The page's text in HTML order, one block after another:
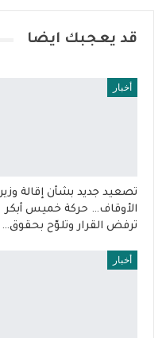
قد يعجبك ايضا
أخبار
تصعيد جديد بشأن إقالة وزير
الأوقاف… حركة خميس أبكر
ترفض القرار وتلوّح بحقوق…
أخبار